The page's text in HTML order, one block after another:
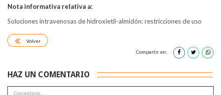
Nota informativa relativa a:
Soluciones intravenosas de hidroxietil-almidón: restricciones de uso
Volver
Compartir en:
HAZ UN COMENTARIO